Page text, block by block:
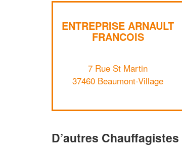
ENTREPRISE ARNAULT
FRANCOIS
7 Rue St Martin
37460 Beaumont-Village
D’autres